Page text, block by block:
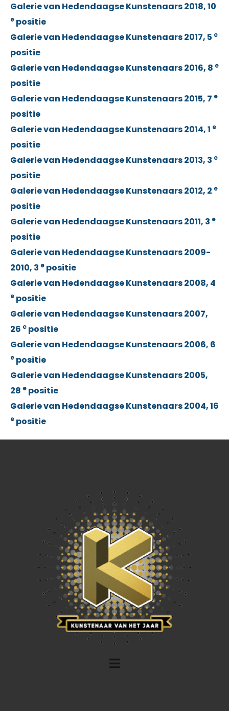
Galerie van Hedendaagse Kunstenaars 2018, 10
e positie
Galerie van Hedendaagse Kunstenaars 2017, 5 e
positie
Galerie van Hedendaagse Kunstenaars 2016, 8 e
positie
Galerie van Hedendaagse Kunstenaars 2015, 7 e
positie
Galerie van Hedendaagse Kunstenaars 2014, 1 e
positie
Galerie van Hedendaagse Kunstenaars 2013, 3 e
positie
Galerie van Hedendaagse Kunstenaars 2012, 2 e
positie
Galerie van Hedendaagse Kunstenaars 2011, 3 e
positie
Galerie van Hedendaagse Kunstenaars 2009-
2010, 3 e positie
Galerie van Hedendaagse Kunstenaars 2008, 4
e positie
Galerie van Hedendaagse Kunstenaars 2007,
26 e positie
Galerie van Hedendaagse Kunstenaars 2006, 6
e positie
Galerie van Hedendaagse Kunstenaars 2005,
28 e positie
Galerie van Hedendaagse Kunstenaars 2004, 16
e positie